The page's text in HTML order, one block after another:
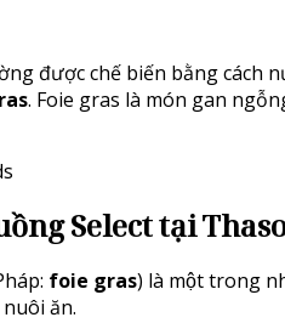
được chế biến bằng cách
. Foie gras là món gan
Select tại
foie gras) là một trong
ăn.